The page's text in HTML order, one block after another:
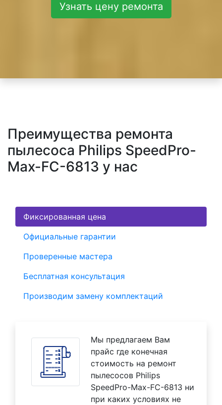
Узнать цену ремонта
Преимущества ремонта
пылесоса Philips SpeedPro-
Max-FC-6813 у нас
Фиксированная цена
Официальные гарантии
Проверенные мастера
Бесплатная консультация
Производим замену комплектаций
Мы предлагаем Вам
прайс где конечная
стоимость на ремонт
пылесосов Philips
SpeedPro-Max-FC-6813 ни
при каких условиях не